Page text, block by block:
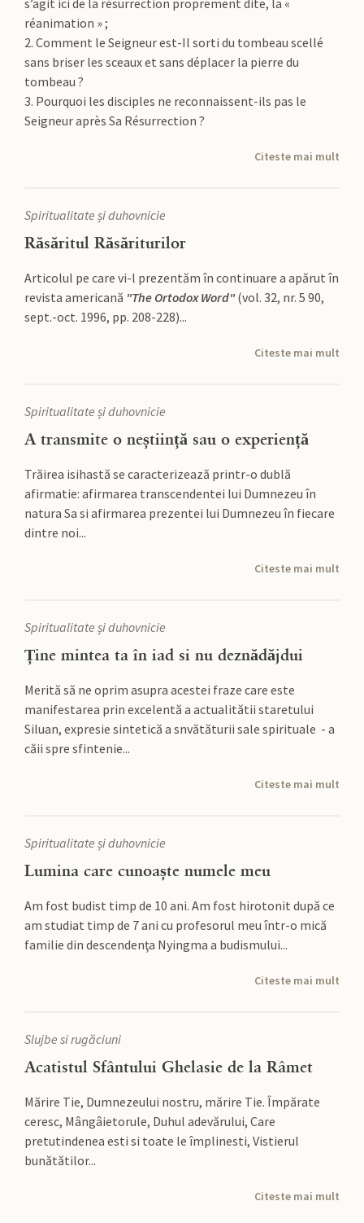
s’agit ici de la résurrection proprement dite, la «
réanimation » ;
2. Comment le Seigneur est-Il sorti du tombeau scellé
sans briser les sceaux et sans déplacer la pierre du
tombeau ?
3. Pourquoi les disciples ne reconnaissent-ils pas le
Seigneur après Sa Résurrection ?
Citeste mai mult
Spiritualitate și duhovnicie
Răsăritul Răsăriturilor
Articolul pe care vi-l prezentăm în continuare a apărut în
revista americană "The Ortodox Word"(vol. 32, nr. 5 90,
sept.-oct. 1996, pp. 208-228)...
Citeste mai mult
Spiritualitate și duhovnicie
A transmite o neștiință sau o experiență
Trăirea isihastă se caracterizează printr-o dublă
afirmatie: afirmarea transcendentei lui Dumnezeu în
natura Sa si afirmarea prezentei lui Dumnezeu în fiecare
dintre noi...
Citeste mai mult
Spiritualitate și duhovnicie
Ține mintea ta în iad si nu deznădăjdui
Merită să ne oprim asupra acestei fraze care este
manifestarea prin excelentă a actualitătii staretului
Siluan, expresie sintetică a snvătăturii sale spirituale - a
căii spre sfintenie...
Citeste mai mult
Spiritualitate și duhovnicie
Lumina care cunoaște numele meu
Am fost budist timp de 10 ani. Am fost hirotonit după ce
am studiat timp de 7 ani cu profesorul meu într-o mică
familie din descendenţa Nyingma a budismului...
Citeste mai mult
Slujbe si rugăciuni
Acatistul Sfântului Ghelasie de la Râmet
Mărire Tie, Dumnezeului nostru, mărire Tie. Împărate
ceresc, Mângâietorule, Duhul adevărului, Care
pretutindenea esti si toate le împlinesti, Vistierul
bunătătilor...
Citeste mai mult